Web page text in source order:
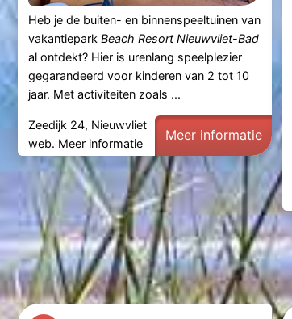
Heb je de buiten- en binnenspeeltuinen van
vakantiepark Beach Resort Nieuwvliet-Bad
al ontdekt? Hier is urenlang speelplezier
gegarandeerd voor kinderen van 2 tot 10
jaar. Met activiteiten zoals ...
Zeedijk 24, Nieuwvliet
web. Meer informatie Meer informatie